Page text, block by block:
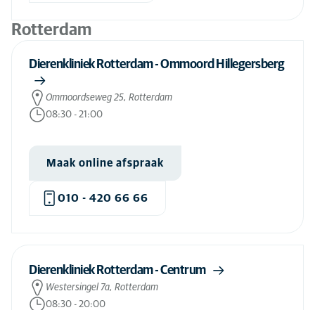
Rotterdam
Dierenkliniek Rotterdam - Ommoord Hillegersberg
Ommoordseweg 25, Rotterdam
08:30 - 21:00
Maak online afspraak
010 - 420 66 66
Dierenkliniek Rotterdam - Centrum
Westersingel 7a, Rotterdam
08:30 - 20:00